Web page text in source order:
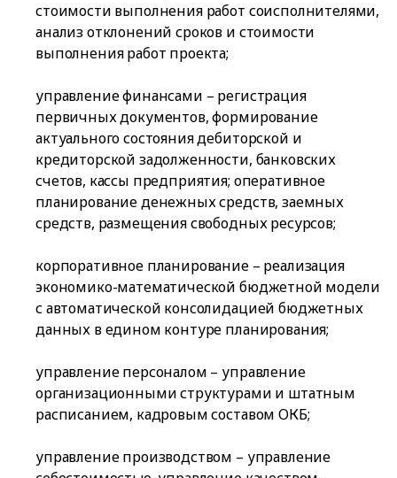
стоимости выполнения работ соисполнителями,
анализ отклонений сроков и стоимости
выполнения работ проекта;
управление финансами – регистрация
первичных документов, формирование
актуального состояния дебиторской и
кредиторской задолженности, банковских
счетов, кассы предприятия; оперативное
планирование денежных средств, заемных
средств, размещения свободных ресурсов;
корпоративное планирование – реализация
экономико-математической бюджетной модели
с автоматической консолидацией бюджетных
данных в едином контуре планирования;
управление персоналом – управление
организационными структурами и штатным
расписанием, кадровым составом ОКБ;
управление производством – управление